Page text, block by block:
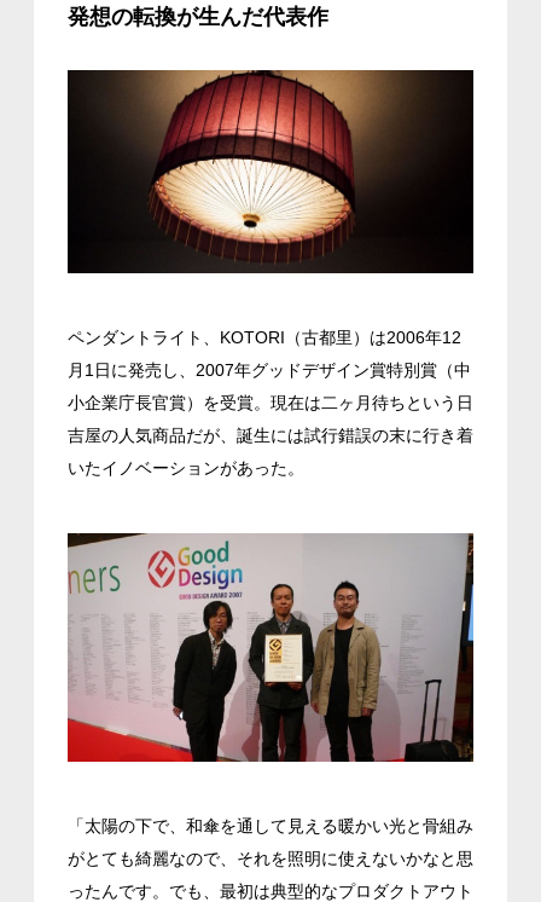
発想の転換が生んだ代表作
ペンダントライト、KOTORI（古都里）は2006年12
月1日に発売し、2007年グッドデザイン賞特別賞（中
小企業庁長官賞）を受賞。現在は二ヶ月待ちという日
吉屋の人気商品だが、誕生には試行錯誤の末に行き着
いたイノベーションがあった。
「太陽の下で、和傘を通して見える暖かい光と骨組み
がとても綺麗なので、それを照明に使えないかなと思
ったんです。でも、最初は典型的なプロダクトアウト